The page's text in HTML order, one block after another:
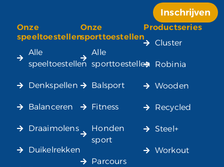
Inschrijven
Alternative:
Onze
speeltoestellen
Alle
speeltoestellen
Denkspellen
Balanceren
Draaimolens
Duikelrekken
Onze
sporttoestellen
Alle
sporttoestellen
Balsport
Fitness
Honden
sport
Parcours
Productseries
Cluster
Robinia
Wooden
Recycled
Steel+
Workout